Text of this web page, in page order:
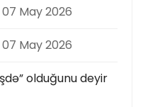
07 May 2026
07 May 2026
olduğunu deyir